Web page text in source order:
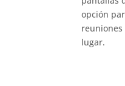
opción
lugar.